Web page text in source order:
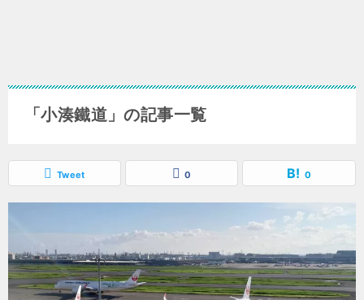
「小湊鐵道」の記事一覧
Tweet 0 0